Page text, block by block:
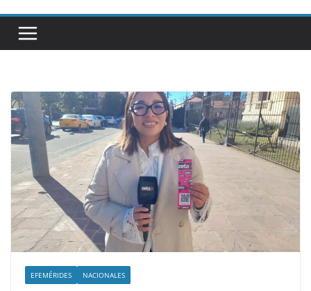
EFEMÉRIDES NACIONALES